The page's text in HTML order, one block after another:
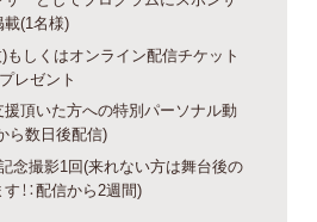
(1名様)
もしくはオンライン配信チケット
レゼント
頂いた方への特別パーソナル動
ら数日後配信)
念撮影1回(来れない方は舞台後の
！：配信から2週間)